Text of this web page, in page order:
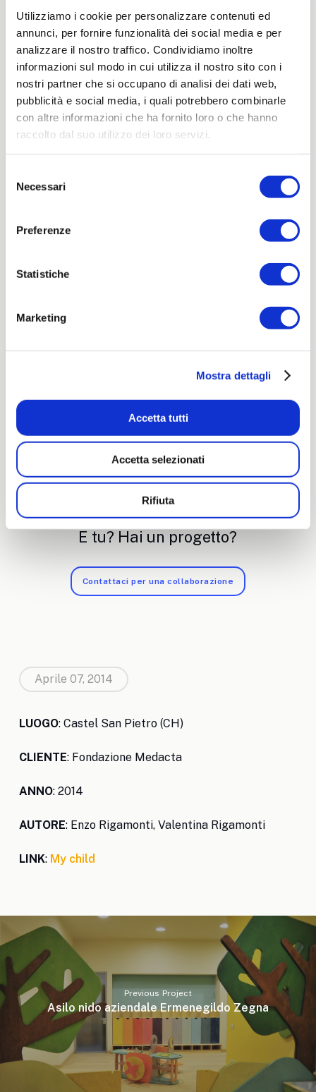
Utilizziamo i cookie per personalizzare contenuti ed
annunci, per fornire funzionalità dei social media e per
analizzare il nostro traffico. Condividiamo inoltre
informazioni sul modo in cui utilizza il nostro sito con i
nostri partner che si occupano di analisi dei dati web,
pubblicità e social media, i quali potrebbero combinarle
con altre informazioni che ha fornito loro o che hanno
raccolto dal suo utilizzo dei loro servizi.
delNecessari
Preferenze
Statistiche
Marketing
Mostra dettagli
Accetta tutti
Accetta selezionati
Rifiuta
E tu? Hai un progetto?
Contattaci per una collaborazione
Aprile 07, 2014
LUOGO: Castel San Pietro (CH)
CLIENTE: Fondazione Medacta
ANNO: 2014
AUTORE: Enzo Rigamonti, Valentina Rigamonti
LINK: My child
Previous Project
Asilo nido aziendale Ermenegildo Zegna